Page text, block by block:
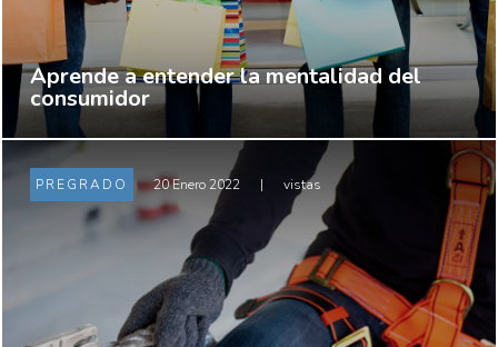
Aprende a entender la mentalidad del
consumidor
PREGRADO 20 Enero 2022 | vistas